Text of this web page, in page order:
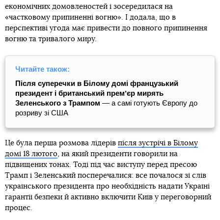
економічних домовленостей і зосередилася на
«частковому припиненні вогню». І додала, що в
перспективі угода має привести до повного припинення
вогню та тривалого миру.
Читайте також:
Після суперечки в Білому домі французький
президент і британський премʼєр мирять
Зеленського з Трампом — а самі готують Європу до
розриву зі США
Це була перша розмова лідерів після зустрічі в Білому
домі 18 лютого, на який президенти говорили на
підвищених тонах. Тоді під час виступу перед пресою
Трамп і Зеленський посперечалися: все почалося зі слів
українського президента про необхідність надати Україні
гарантії безпеки й активно включити Київ у переговорний
процес.